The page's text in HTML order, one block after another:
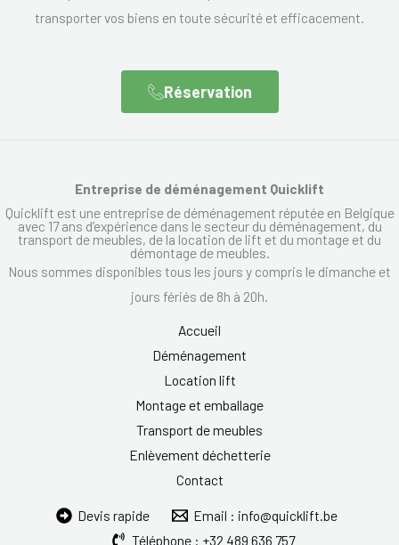
transporter vos biens en toute sécurité et efficacement.
Réservation
Entreprise de déménagement Quicklift
Quicklift est une entreprise de déménagement réputée en Belgique
avec 17 ans d’expérience dans le secteur du déménagement, du
transport de meubles, de la location de lift et du montage et du
démontage de meubles.
Nous sommes disponibles tous les jours y compris le dimanche et
jours fériés de 8h à 20h.
Accueil
Déménagement
Location lift
Montage et emballage
Transport de meubles
Enlèvement déchetterie
Contact
Devis rapide
Email : info@quicklift.be
Téléphone : +32 489 636 757